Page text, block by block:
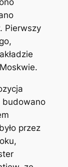
Pierwszy
budowano
przez